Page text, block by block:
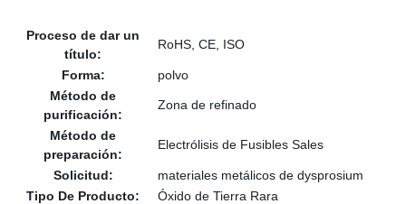
Proceso de dar un
título:
RoHS, CE, ISO
Forma:
polvo
Método de
purificación:
Zona de refinado
Método de
preparación:
Electrólisis de Fusibles Sales
Solicitud:
materiales metálicos de dysprosium
Tipo De Producto:
Óxido de Tierra Rara